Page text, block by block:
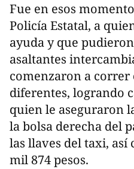
Fue en esos
Policía Estatal, a
ayuda y que
asaltantes
comenzaron a correr
diferentes, logrando
quien le aseguraron
la bolsa derecha del
las llaves del taxi, así
mil 874 pesos.